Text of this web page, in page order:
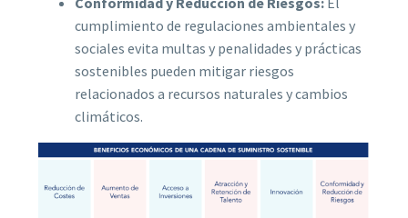
cumplimiento de regulaciones ambientales y
sociales evita multas y penalidades y prácticas
sostenibles pueden mitigar riesgos
relacionados a recursos naturales y cambios
climáticos.